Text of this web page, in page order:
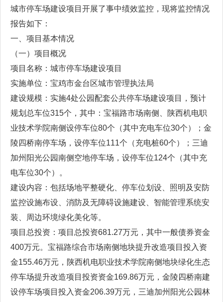
城市停车场建设项目开展了事中绩效监控，现将监控情况
报告如下：
一、项目基本情况
（一）项目概况
项目名称：城市停车场建设项目
实施单位：宝鸡市金台区城市管理执法局
建设规模：实施4处公园配套公共停车场建设项目，预计
规划总车位315个，其中：宝福路市场南侧、陕西机电职
业技术学院南侧设停车位80个（其中充电车位30个）；金
陵四桥南停车场，设停车位111个（充电桩60个）；三迪
加州阳光公园南侧空地停车场，设停车位124个（其中充
电车位30个）。
建设内容：包括场地平整硬化、停车位划设、照明及安防
监控设施布设、消防及无障碍设施建设、智能管理系统安
装、周边环境绿化美化等。
项目总投资：项目总投资681.27万元，其中一般债券资金
400万元。宝福路综合市场南侧地块提升改造项目投入资
金155.46万元，陕西机电职业技术学院南侧地块绿化生态
停车场提升改造项目投资资金169.86万元，金陵四桥南建
设停车场项目投入资金206.39万元，三迪加州阳光公园林